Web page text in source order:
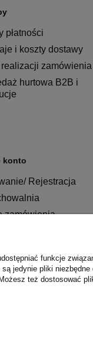
płatności
i koszty dostawy
zamówienia
hurtowa B2B i
konto
Rejestracja
zamówienia
funkcje
jedynie pliki niezbędne
też dostosować